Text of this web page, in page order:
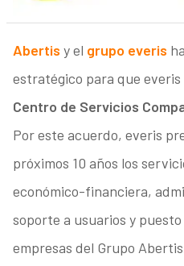
Abertis y el grupo everis
estratégico para que
Centro de Servicios
Por este acuerdo, everis
próximos 10 años los
económico-financiera,
soporte a usuarios y
empresas del Grupo